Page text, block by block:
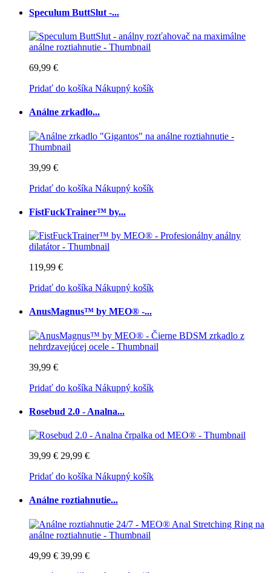
Speculum ButtSlut -...
69,99 €
Pridať do košíka Nákupný košík
Análne zrkadlo...
39,99 €
Pridať do košíka Nákupný košík
FistFuckTrainer™ by...
119,99 €
Pridať do košíka Nákupný košík
AnusMagnus™ by MEO® -...
39,99 €
Pridať do košíka Nákupný košík
Rosebud 2.0 - Analna...
39,99 € 29,99 €
Pridať do košíka Nákupný košík
Análne roztiahnutie...
49,99 € 39,99 €